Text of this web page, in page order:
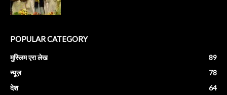
POPULAR CATEGORY
मुस्लिम एरा लेख
89
न्यूज़
78
देश
64